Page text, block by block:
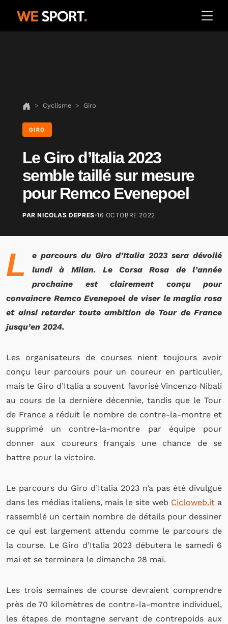
Cyclisme Giro
GIRO
Le Giro d’Italia 2023
semble taillé sur mesure
pour Remco Evenepoel
PAR NICOLAS DEPRES 16 OCTOBRE 2022
L
e parcours du Giro d’Italia 2023 sera dévoilé
lundi à Milan. Le Corsa Rosa de l’année
prochaine est clairement conçu pour
convaincre Remco Evenepoel de viser le maglia rosa
et ainsi retarder toute ambition de Tour de France
jusqu’en 2024.
Les organisateurs de courses nient toujours avoir
conçu leur parcours pour un coureur en particulier,
mais le Giro d’Italia a souvent favorisé Vincenzo Nibali
au cours de la dernière décennie, tandis que le Tour
de France a réduit le nombre de contre-la-montre et
supprimé un contre-la-montre par équipe pour
donner aux coureurs français une chance de se
battre pour la victoire.
Le parcours du Giro d’Italia 2023 n’a pas été divulgué
dans les médias italiens, mais le site web Cicloweb.it a
rassemblé un certain nombre de détails pour dessiner
ce qui est largement attendu comme le parcours de
la course. Le Giro d’Italia 2023 débutera le samedi 6
mai et se terminera le dimanche 28 mai.
Les trois semaines de course devraient comprendre
près de 70 kilomètres de contre-la-montre individuel,
les étapes de montagne servant de contrepoids aux